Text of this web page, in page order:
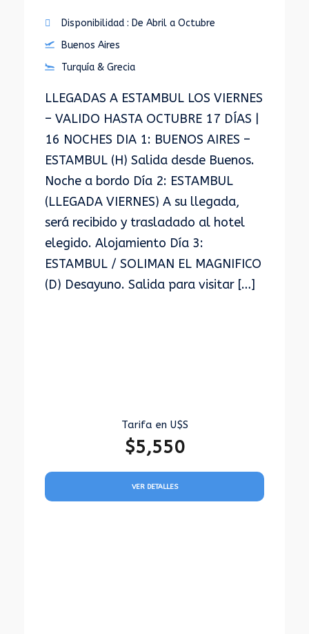
Disponibilidad : De Abril a Octubre
Buenos Aires
Turquía & Grecia
LLEGADAS A ESTAMBUL LOS VIERNES
– VALIDO HASTA OCTUBRE 17 DÍAS |
16 NOCHES DIA 1: BUENOS AIRES –
ESTAMBUL (H) Salida desde Buenos.
Noche a bordo Día 2: ESTAMBUL
(LLEGADA VIERNES) A su llegada,
será recibido y trasladado al hotel
elegido. Alojamiento Día 3:
ESTAMBUL / SOLIMAN EL MAGNIFICO
(D) Desayuno. Salida para visitar […]
Tarifa en U$S
$5,550
VER DETALLES